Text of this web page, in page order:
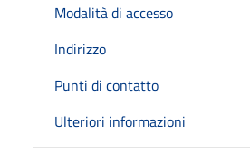
Modalità di accesso
Indirizzo
Punti di contatto
Ulteriori informazioni